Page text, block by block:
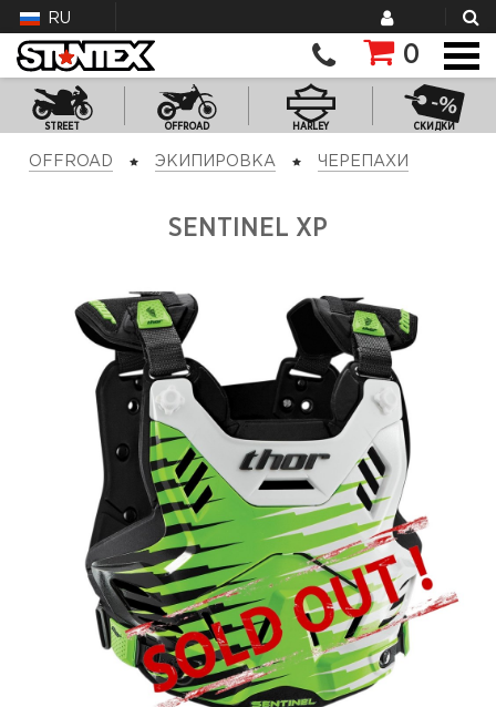
RU
0
STREET OFFROAD HARLEY СКИДКИ
OFFROAD ЭКИПИРОВКА ЧЕРЕПАХИ
SENTINEL XP